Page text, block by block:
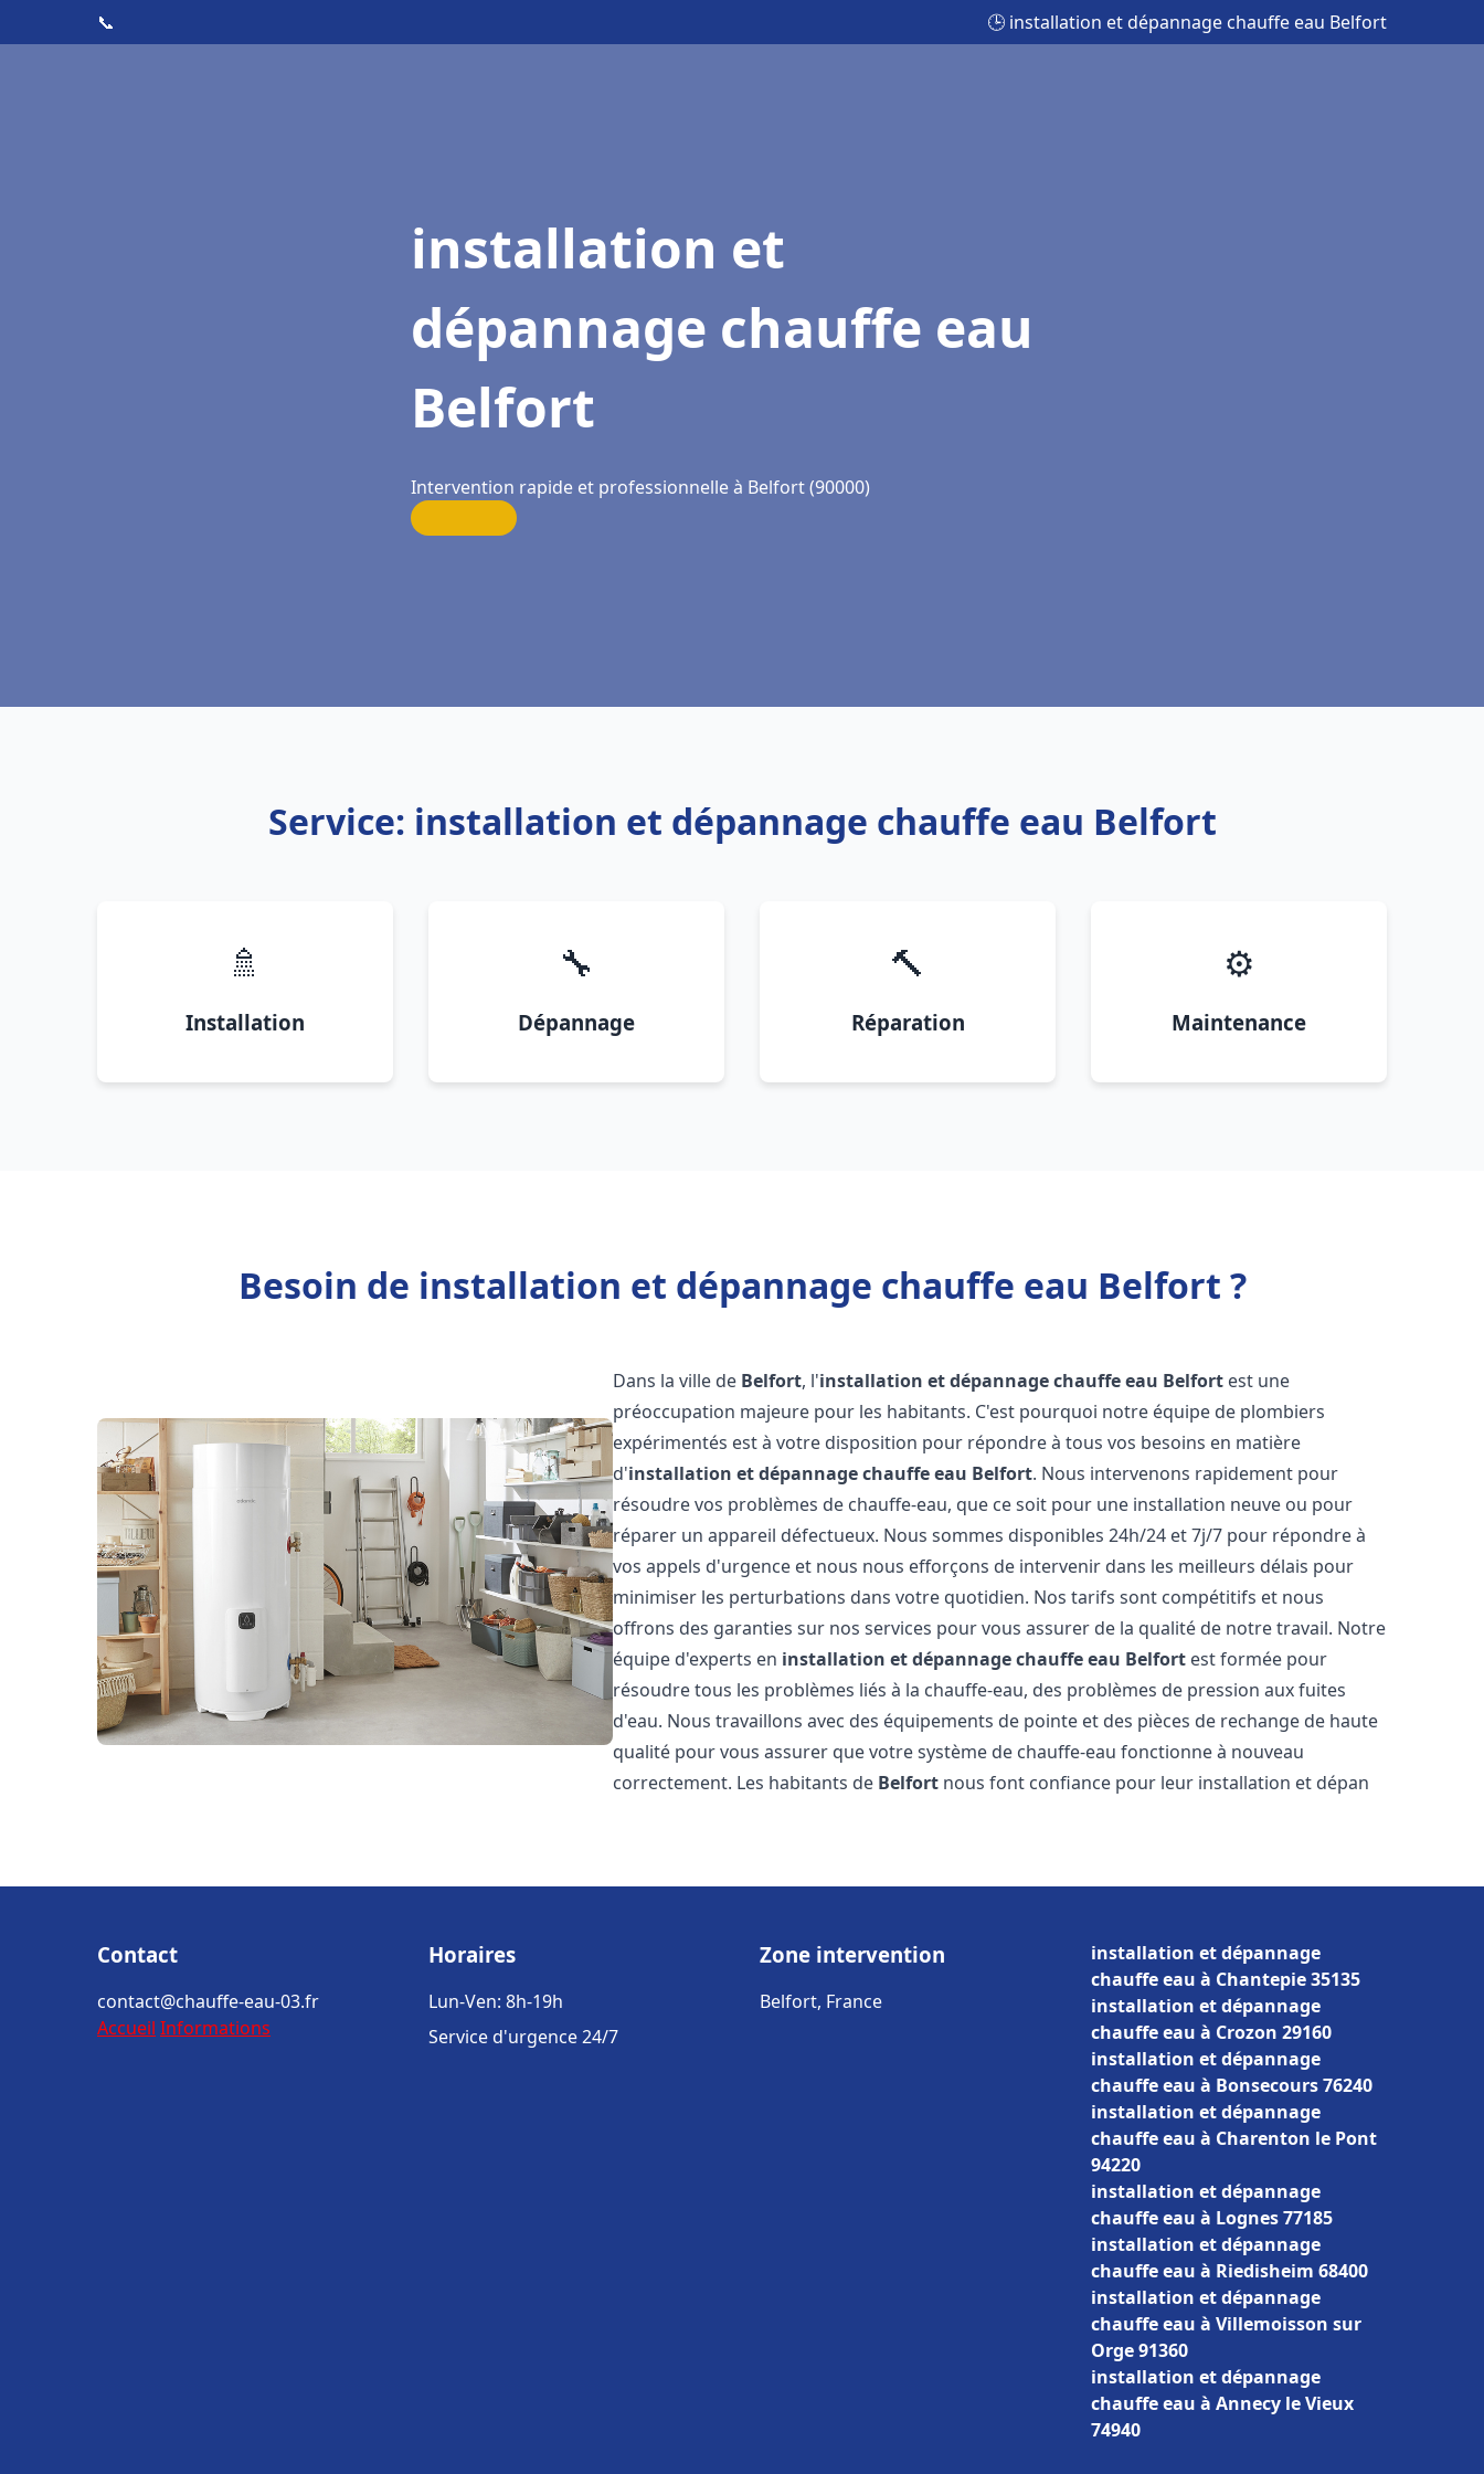
📞 🕒 installation et dépannage chauffe eau Belfort
installation et
dépannage chauffe eau
Belfort
Intervention rapide et professionnelle à Belfort (90000)
Service: installation et dépannage chauffe eau Belfort
🚿
Installation
🔧
Dépannage
🔨
Réparation
⚙️
Maintenance
Besoin de installation et dépannage chauffe eau Belfort ?
Dans la ville de Belfort, l'installation et dépannage chauffe eau Belfort est une
préoccupation majeure pour les habitants. C'est pourquoi notre équipe de plombiers
expérimentés est à votre disposition pour répondre à tous vos besoins en matière
d'installation et dépannage chauffe eau Belfort. Nous intervenons rapidement pour
résoudre vos problèmes de chauffe-eau, que ce soit pour une installation neuve ou pour
réparer un appareil défectueux. Nous sommes disponibles 24h/24 et 7j/7 pour répondre à
vos appels d'urgence et nous nous efforçons de intervenir dans les meilleurs délais pour
minimiser les perturbations dans votre quotidien. Nos tarifs sont compétitifs et nous
offrons des garanties sur nos services pour vous assurer de la qualité de notre travail. Notre
équipe d'experts en installation et dépannage chauffe eau Belfort est formée pour
résoudre tous les problèmes liés à la chauffe-eau, des problèmes de pression aux fuites
d'eau. Nous travaillons avec des équipements de pointe et des pièces de rechange de haute
qualité pour vous assurer que votre système de chauffe-eau fonctionne à nouveau
correctement. Les habitants de Belfort nous font confiance pour leur installation et dépan
Contact
contact@chauffe-eau-03.fr
Accueil Informations
Horaires
Lun-Ven: 8h-19h
Service d'urgence 24/7
Zone intervention
Belfort, France
installation et dépannage
chauffe eau à Chantepie 35135
installation et dépannage
chauffe eau à Crozon 29160
installation et dépannage
chauffe eau à Bonsecours 76240
installation et dépannage
chauffe eau à Charenton le Pont
94220
installation et dépannage
chauffe eau à Lognes 77185
installation et dépannage
chauffe eau à Riedisheim 68400
installation et dépannage
chauffe eau à Villemoisson sur
Orge 91360
installation et dépannage
chauffe eau à Annecy le Vieux
74940